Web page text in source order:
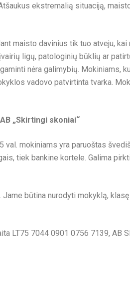
ekstremalią situaciją,
maisto davinius tik tuo atveju,
ligų, patologinių būklių ar
nėra galimybių. Mokiniams,
vadovo patvirtinta tvarka.
„Skirtingi skoniai“
val. mokiniams yra paruoštas
tiek bankine kortele. Galima
būtina nurodyti mokyklą,
LT75 7044 0901 0756 7139, AB